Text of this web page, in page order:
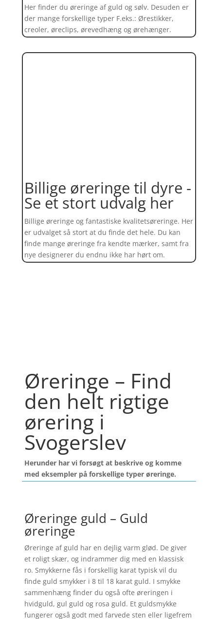
Her finder du øreringe af guld og sølv. Desuden er
der mange forskellige typer F.eks.: Ørestikker,
creoler, øreclips, ørevedhæng og ørehænger.
Billige øreringe til dyre -
Se et stort udvalg her
Billige øreringe og fantastiske kvalitetsøreringe. Her
er udvalget så stort at du finde det hele. Du kan
finde mange øreringe fra kendte mærker, samt fra
nye designerer du endnu ikke har hørt om.
Øreringe – Find
den helt rigtige
ørering i
Svogerslev
Herunder har vi forsøgt at beskrive og komme
med eksempler på forskellige typer øreringe.
Øreringe guld – Guld
øreringe
Øreringe af guld har en dejlig varm glød. De giver
et roligt skær, og indrammer dig med en klassisk
ro. Smykkerne fås i forskellig karat typisk vil du
finde guld smykker i 8 til 18 karat guld. I smykke
sammenhæng finder du også ofte øreringen i
hvidguld, gul guld og rosa guld. Et guldsmykke
fungerer også godt med farvede sten eller ligefrem